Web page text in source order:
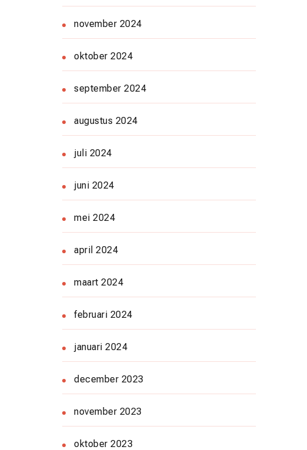
november 2024
oktober 2024
september 2024
augustus 2024
juli 2024
juni 2024
mei 2024
april 2024
maart 2024
februari 2024
januari 2024
december 2023
november 2023
oktober 2023